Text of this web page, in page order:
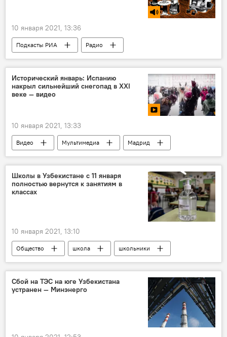
10 января 2021, 13:36
Подкасты РИА Радио
Исторический январь: Испанию
накрыл сильнейший снегопад в XXI
веке — видео
10 января 2021, 13:33
Видео Мультимедиа
Мадрид
Испания
Снег
Школы в Узбекистане с 11 января
полностью вернутся к занятиям в
классах
10 января 2021, 13:10
Общество школа
школьники
учеба
Образование
Коронавирус COVID-19
Сбой на ТЭС на юге Узбекистана
устранен — Минэнерго